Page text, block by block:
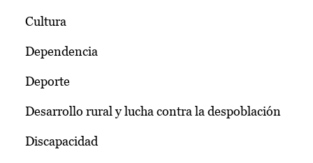
Cultura
Dependencia
Deporte
Desarrollo rural y lucha contra la despoblación
Discapacidad